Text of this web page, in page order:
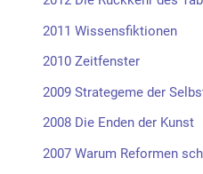
2011 Wissensfiktionen
2010 Zeitfenster
2009 Strategeme der
2008 Die Enden der Kunst
2007 Warum Reformen